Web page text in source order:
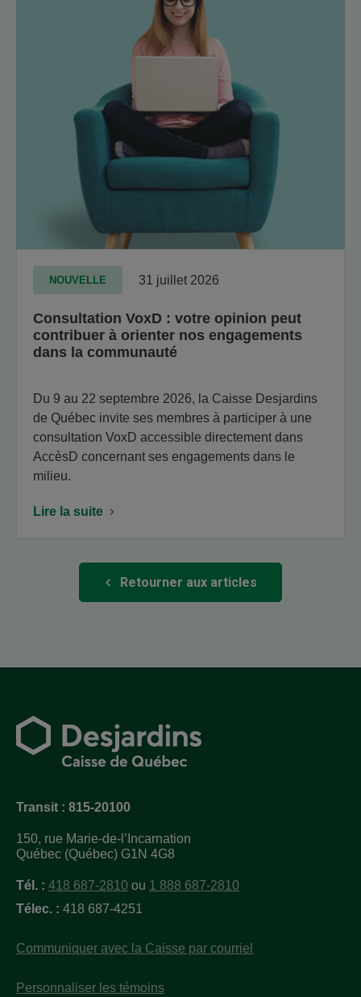
NOUVELLE 31 juillet 2026
Consultation VoxD : votre opinion peut
contribuer à orienter nos engagements
dans la communauté
Du 9 au 22 septembre 2026, la Caisse Desjardins
de Québec invite ses membres à participer à une
consultation VoxD accessible directement dans
AccèsD concernant ses engagements dans le
milieu.
Lire la suite
Retourner aux articles
Transit : 815-20100
150, rue Marie-de-l’Incarnation
Québec (Québec) G1N 4G8
Tél. : 418 687-2810 ou 1 888 687-2810
Télec. : 418 687-4251
Communiquer avec la Caisse par courriel
Personnaliser les témoins